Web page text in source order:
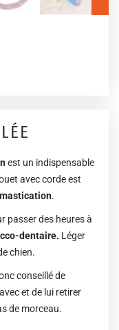
est un indispensable
avec corde est
.
passer des heures à
dentaire. Léger
chien.
conseillé de
et de lui retirer
de morceau.